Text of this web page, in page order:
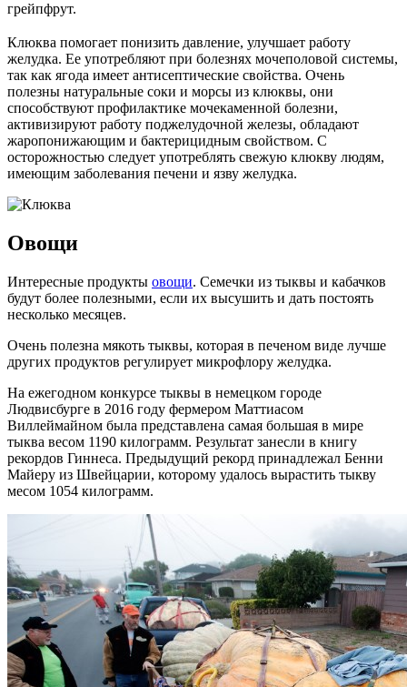
грейпфрут.
Клюква помогает понизить давление, улучшает работу
желудка. Ее употребляют при болезнях мочеполовой системы,
так как ягода имеет антисептические свойства. Очень
полезны натуральные соки и морсы из клюквы, они
способствуют профилактике мочекаменной болезни,
активизируют работу поджелудочной железы, обладают
жаропонижающим и бактерицидным свойством. С
осторожностью следует употреблять свежую клюкву людям,
имеющим заболевания печени и язву желудка.
Овощи
Интересные продукты овощи. Семечки из тыквы и кабачков
будут более полезными, если их высушить и дать постоять
несколько месяцев.
Очень полезна мякоть тыквы, которая в печеном виде лучше
других продуктов регулирует микрофлору желудка.
На ежегодном конкурсе тыквы в немецком городе
Людвисбурге в 2016 году фермером Маттиасом
Виллеймайном была представлена самая большая в мире
тыква весом 1190 килограмм. Результат занесли в книгу
рекордов Гиннеса. Предыдущий рекорд принадлежал Бенни
Майеру из Швейцарии, которому удалось вырастить тыкву
месом 1054 килограмм.